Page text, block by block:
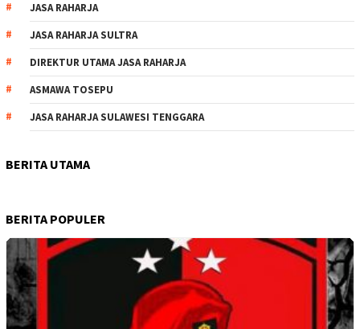
JASA RAHARJA
JASA RAHARJA SULTRA
DIREKTUR UTAMA JASA RAHARJA
ASMAWA TOSEPU
JASA RAHARJA SULAWESI TENGGARA
BERITA UTAMA
BERITA POPULER